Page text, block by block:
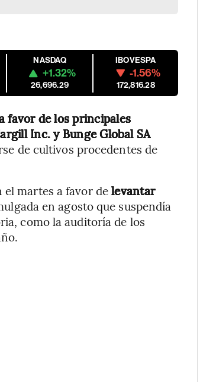
NASDAQ
+1.32%
26,696.29
IBOVESPA
-1.56%
172,816.28
favor de los principales
Inc. y Bunge Global SA
de cultivos procedentes de
el martes a favor delevantar
en agosto que suspendía
como la auditoría de los